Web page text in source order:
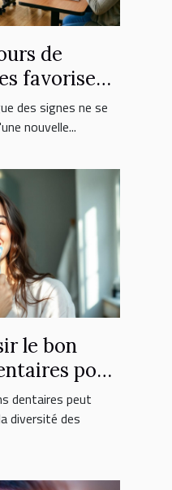
de
favorisent
?
des signes ne se
nouvelle...
le bon
pour
dentaires peut
diversité des